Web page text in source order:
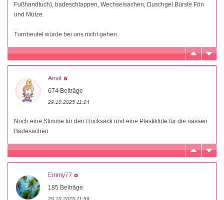
Fußhandtuch), badeschlappen, Wechselsachen, Duschgel Bürste Fön
und Mütze.
Turnbeutel würde bei uns nicht gehen.
Anvil
674 Beiträge
29.10.2025 11:24
Noch eine Stimme für den Rucksack und eine Plastiktüte für die nassen
Badesachen
Emmy77
185 Beiträge
29.10.2025 11:59